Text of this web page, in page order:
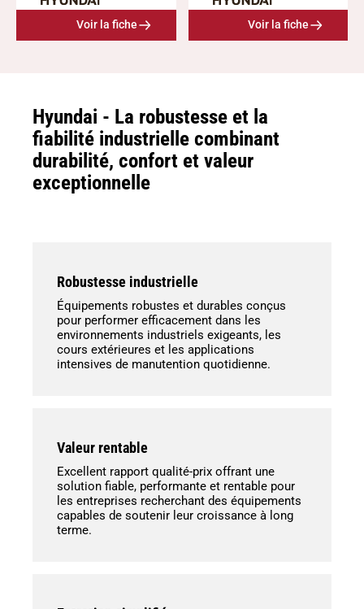
Voir la fiche Voir la fiche
Hyundai - La robustesse et la
fiabilité industrielle combinant
durabilité, confort et valeur
exceptionnelle
Robustesse industrielle
Équipements robustes et durables conçus
pour performer efficacement dans les
environnements industriels exigeants, les
cours extérieures et les applications
intensives de manutention quotidienne.
Valeur rentable
Excellent rapport qualité-prix offrant une
solution fiable, performante et rentable pour
les entreprises recherchant des équipements
capables de soutenir leur croissance à long
terme.